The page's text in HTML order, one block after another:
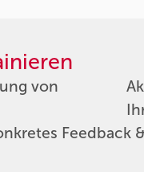
von
Feedback